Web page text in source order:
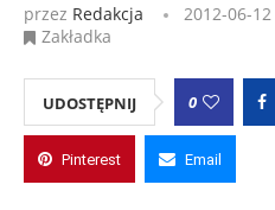
przez Redakcja 2012-06-12
Zakładka
UDOSTĘPNIJ 0
Pinterest Email